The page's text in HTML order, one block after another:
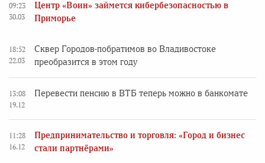
09:23
30.03
Центр «Воин» займется кибербезопасностью в
Приморье
18:52
22.03
Сквер Городов-побратимов во Владивостоке
преобразится в этом году
13:08
19.12
Перевести пенсию в ВТБ теперь можно в банкомате
11:28
16.12
Предпринимательство и торговля: «Город и бизнес
стали партнёрами»